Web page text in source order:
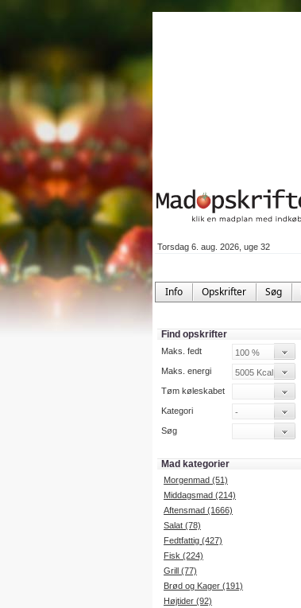
Torsdag 6. aug. 2026, uge 32
Info Opskrifter Søg
Find opskrifter
Maks. fedt
Maks. energi
Tøm køleskabet
Kategori
Søg
Mad kategorier
Morgenmad (51)
Middagsmad (214)
Aftensmad (1666)
Salat (78)
Fedtfattig (427)
Fisk (224)
Grill (77)
Brød og Kager (191)
Højtider (92)